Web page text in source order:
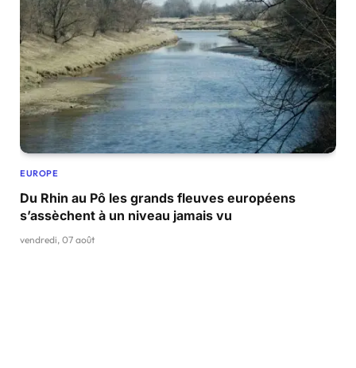
EUROPE
Du Rhin au Pô les grands fleuves européens
s’assèchent à un niveau jamais vu
vendredi, 07 août